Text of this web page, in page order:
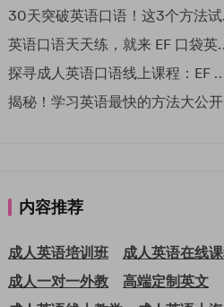
30
英语口语天天
探寻成人英语口语线上课程
揭秘！学习英语最快的方法大公开
内容推荐
成人英语培训班
成人英语在线
成人一对一外教
高端定制英文